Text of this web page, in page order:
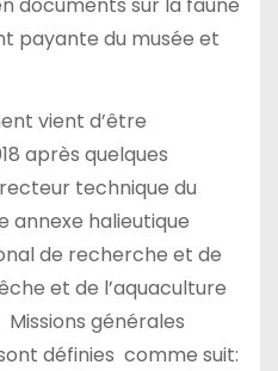
documents sur la faune
payante du musée et
vient d’être
après quelques
technique du
annexe halieutique
de recherche et de
et de l’aquaculture
générales
définies comme suit: